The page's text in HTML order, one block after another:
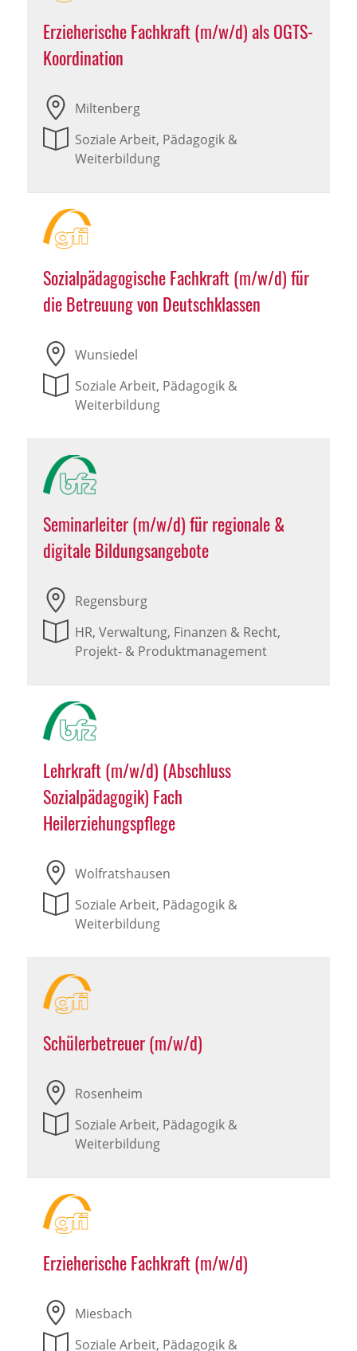
Erzieherische Fachkraft (m/w/d) als OGTS-
Koordination
Miltenberg
Soziale Arbeit, Pädagogik &
Weiterbildung
Sozialpädagogische Fachkraft (m/w/d) für
die Betreuung von Deutschklassen
Wunsiedel
Soziale Arbeit, Pädagogik &
Weiterbildung
Seminarleiter (m/w/d) für regionale &
digitale Bildungsangebote
Regensburg
HR, Verwaltung, Finanzen & Recht,
Projekt- & Produktmanagement
Lehrkraft (m/w/d) (Abschluss
Sozialpädagogik) Fach
Heilerziehungspflege
Wolfratshausen
Soziale Arbeit, Pädagogik &
Weiterbildung
Schülerbetreuer (m/w/d)
Rosenheim
Soziale Arbeit, Pädagogik &
Weiterbildung
Erzieherische Fachkraft (m/w/d)
Miesbach
Soziale Arbeit, Pädagogik &